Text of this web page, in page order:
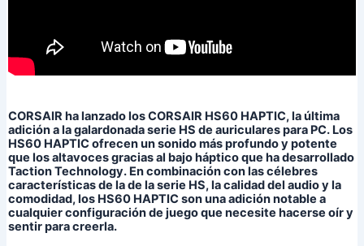
CORSAIR ha lanzado los CORSAIR HS60 HAPTIC, la última
adición a la galardonada serie HS de auriculares para PC. Los
HS60 HAPTIC ofrecen un sonido más profundo y potente
que los altavoces gracias al bajo háptico que ha desarrollado
Taction Technology. En combinación con las célebres
características de la de la serie HS, la calidad del audio y la
comodidad, los HS60 HAPTIC son una adición notable a
cualquier configuración de juego que necesite hacerse oír y
sentir para creerla.